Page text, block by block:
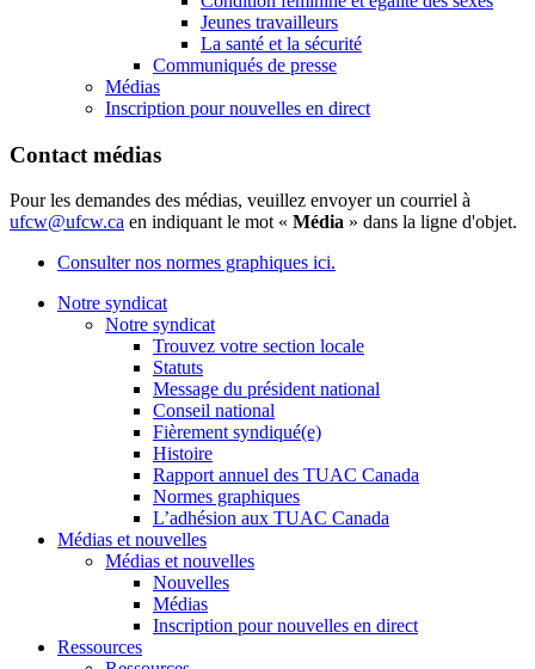
Jeunes travailleurs
La santé et la sécurité
Communiqués de presse
Médias
Inscription pour nouvelles en direct
Contact médias
Pour les demandes des médias, veuillez envoyer un courriel à
ufcw@ufcw.ca en indiquant le mot « Média » dans la ligne d'objet.
Consulter nos normes graphiques ici.
Notre syndicat
Notre syndicat
Trouvez votre section locale
Statuts
Message du président national
Conseil national
Fièrement syndiqué(e)
Histoire
Rapport annuel des TUAC Canada
Normes graphiques
L’adhésion aux TUAC Canada
Médias et nouvelles
Médias et nouvelles
Nouvelles
Médias
Inscription pour nouvelles en direct
Ressources